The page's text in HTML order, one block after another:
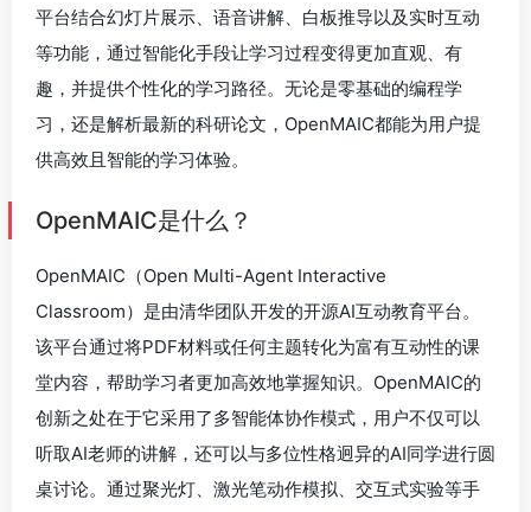
平台结合幻灯片展示、语音讲解、白板推导以及实时互动
等功能，通过智能化手段让学习过程变得更加直观、有
趣，并提供个性化的学习路径。无论是零基础的编程学
习，还是解析最新的科研论文，OpenMAIC都能为用户提
供高效且智能的学习体验。
OpenMAIC是什么？
OpenMAIC（Open Multi-Agent Interactive
Classroom）是由清华团队开发的开源AI互动教育平台。
该平台通过将PDF材料或任何主题转化为富有互动性的课
堂内容，帮助学习者更加高效地掌握知识。OpenMAIC的
创新之处在于它采用了多智能体协作模式，用户不仅可以
听取AI老师的讲解，还可以与多位性格迥异的AI同学进行圆
桌讨论。通过聚光灯、激光笔动作模拟、交互式实验等手